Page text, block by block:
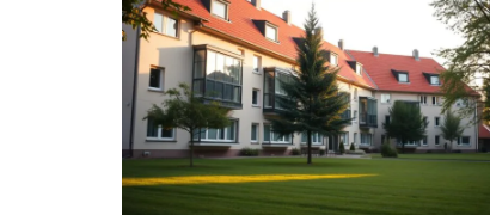
Renovierung
Sanierung
Hygiene